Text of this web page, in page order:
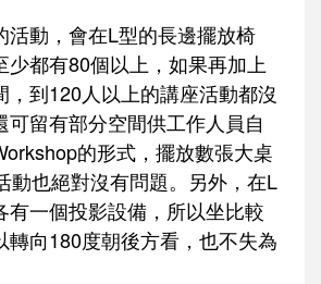
活動，會在L型的長邊擺放椅
少都有80個以上，如果再加上
，到120人以上的講座活動都沒
可留有部分空間供工作人員自
的形式，擺放數張大桌
動也絕對沒有問題。另外，在L
有一個投影設備，所以坐比較
轉向180度朝後方看，也不失為